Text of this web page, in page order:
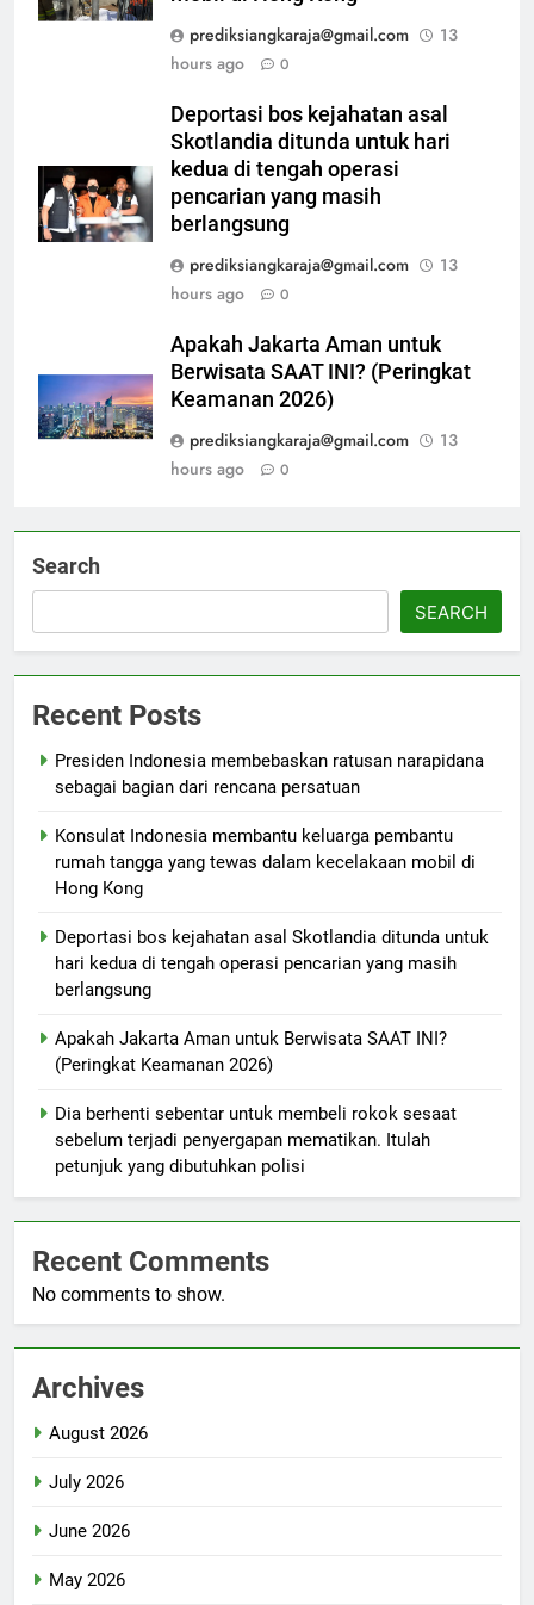
prediksiangkaraja@gmail.com
13
hours ago
0
Deportasi bos kejahatan asal
Skotlandia ditunda untuk hari
kedua di tengah operasi
pencarian yang masih
berlangsung
prediksiangkaraja@gmail.com
13
hours ago
0
Apakah Jakarta Aman untuk
Berwisata SAAT INI? (Peringkat
Keamanan 2026)
prediksiangkaraja@gmail.com
13
hours ago
0
Search
SEARCH
Recent Posts
Presiden Indonesia membebaskan ratusan narapidana
sebagai bagian dari rencana persatuan
Konsulat Indonesia membantu keluarga pembantu
rumah tangga yang tewas dalam kecelakaan mobil di
Hong Kong
Deportasi bos kejahatan asal Skotlandia ditunda untuk
hari kedua di tengah operasi pencarian yang masih
berlangsung
Apakah Jakarta Aman untuk Berwisata SAAT INI?
(Peringkat Keamanan 2026)
Dia berhenti sebentar untuk membeli rokok sesaat
sebelum terjadi penyergapan mematikan. Itulah
petunjuk yang dibutuhkan polisi
Recent Comments
No comments to show.
Archives
August 2026
July 2026
June 2026
May 2026